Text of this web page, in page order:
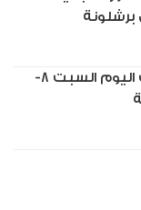
برشلونة
مواعيد مباريات اليوم السبت 8-